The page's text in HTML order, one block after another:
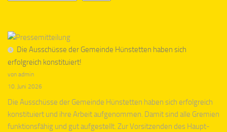
Die Ausschüsse der Gemeinde Hünstetten haben sich
erfolgreich konstituiert!
von admin
10. Juni 2026
Die Ausschüsse der Gemeinde Hünstetten haben sich erfolgreich
konstituiert und ihre Arbeit aufgenommen. Damit sind alle Gremien
funktionsfähig und gut aufgestellt. Zur Vorsitzenden des Haupt-